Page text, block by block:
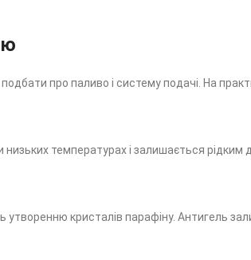
про паливо і систему подачі. На
температурах і залишається рідким
кристалів парафіну. Антигель